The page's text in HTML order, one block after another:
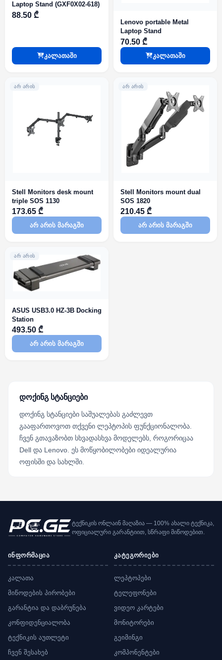
Laptop Stand (GXF0X02-618)
88.50 ₾
კალათაში
Lenovo portable Metal
Laptop Stand
70.50 ₾
კალათაში
ᲐᲠ ᲐᲠᲘᲡ
Stell Monitors desk mount
triple SOS 1130
173.65 ₾
არ არის მარაგში
ᲐᲠ ᲐᲠᲘᲡ
Stell Monitors mount dual
SOS 1820
210.45 ₾
არ არის მარაგში
ᲐᲠ ᲐᲠᲘᲡ
ASUS USB3.0 HZ-3B Docking
Station
493.50 ₾
არ არის მარაგში
დოქინგ სტანციები
დოქინგ სტანციები საშუალებას გაძლევთ
გააფართოვოთ თქვენი ლეპტოპის ფუნქციონალობა.
ჩვენ გთავაზობთ სხვადასხვა მოდელებს, როგორიცაა
Dell და Lenovo. ეს მოწყობილობები იდეალურია
ოფისში და სახლში.
ტექნიკის ონლაინ მაღაზია — 100% ახალი ტექნიკა,
ოფიციალური გარანტიით, სწრაფი მიწოდებით.
ინფორმაცია
კალათა
მიწოდების პირობები
გარანტია და დაბრუნება
კონფიდენციალობა
ტექნიკის აუთლეტი
ჩვენ შესახებ
კატეგორიები
ლეპტოპები
ტელეფონები
ვიდეო კარტები
მონიტორები
გეიმინგი
კომპონენტები